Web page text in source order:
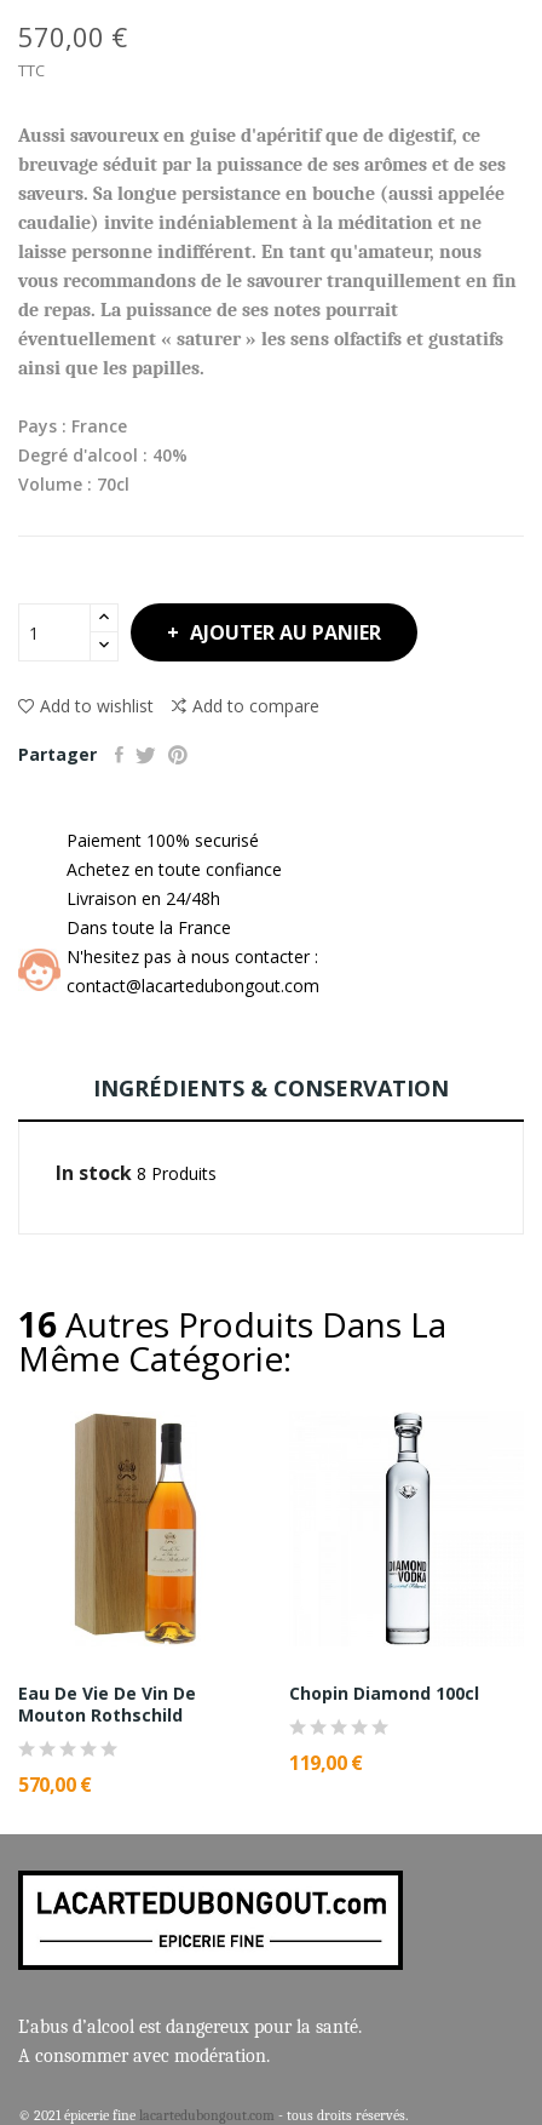
570,00 €
TTC
Aussi savoureux en guise d'apéritif que de digestif, ce
breuvage séduit par la puissance de ses arômes et de ses
saveurs. Sa longue persistance en bouche (aussi appelée
caudalie) invite indéniablement à la méditation et ne
laisse personne indifférent. En tant qu'amateur, nous
vous recommandons de le savourer tranquillement en fin
de repas. La puissance de ses notes pourrait
éventuellement « saturer » les sens olfactifs et gustatifs
ainsi que les papilles.
Pays : France
Degré d'alcool : 40%
Volume : 70cl
AJOUTER AU PANIER
Add to wishlist Add to compare
Partager
Paiement 100% securisé
Achetez en toute confiance
Livraison en 24/48h
Dans toute la France
N'hesitez pas à nous contacter :
contact@lacartedubongout.com
INGRÉDIENTS & CONSERVATION
In stock 8 Produits
16Autres Produits Dans La
Même Catégorie:
Eau De Vie De Vin De
Mouton Rothschild
570,00 €
Chopin Diamond 100cl
119,00 €
L’abus d’alcool est dangereux pour la santé.
A consommer avec modération.
© 2021 épicerie fine lacartedubongout.com - tous droits réservés.